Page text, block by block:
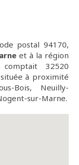
postal 94170,
et à la région
32520
à proximité
Bois, Neuilly-
sur-Marne.